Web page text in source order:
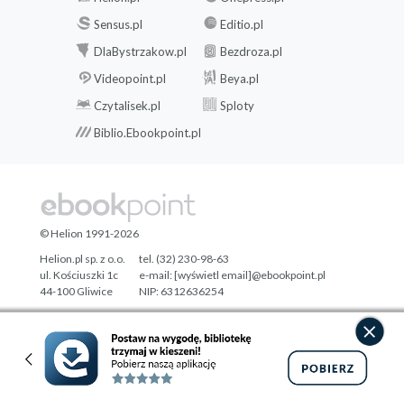
Sensus.pl
Editio.pl
DlaBystrzakow.pl
Bezdroza.pl
Videopoint.pl
Beya.pl
Czytalisek.pl
Sploty
Biblio.Ebookpoint.pl
Designed with ♥ byTonik.pl
© Helion 1991-2026
Helion.pl sp. z o.o.
ul. Kościuszki 1c
44-100 Gliwice
tel. (32) 230-98-63
e-mail:[wyświetl email]@ebookpoint.pl
NIP: 6312636254
Regon: 241989027
Pełna wersja strony »